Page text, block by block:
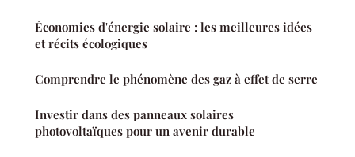
Économies d'énergie solaire : les meilleures idées
et récits écologiques
Comprendre le phénomène des gaz à effet de serre
Investir dans des panneaux solaires
photovoltaïques pour un avenir durable